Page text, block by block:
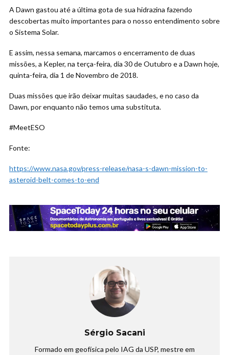
A Dawn gastou até a última gota de sua hidrazina fazendo
descobertas muito importantes para o nosso entendimento sobre
o Sistema Solar.
E assim, nessa semana, marcamos o encerramento de duas
missões, a Kepler, na terça-feira, dia 30 de Outubro e a Dawn hoje,
quinta-feira, dia 1 de Novembro de 2018.
Duas missões que irão deixar muitas saudades, e no caso da
Dawn, por enquanto não temos uma substituta.
#MeetESO
Fonte:
https://www.nasa.gov/press-release/nasa-s-dawn-mission-to-
asteroid-belt-comes-to-end
Sérgio Sacani
Formado em geofísica pelo IAG da USP, mestre em